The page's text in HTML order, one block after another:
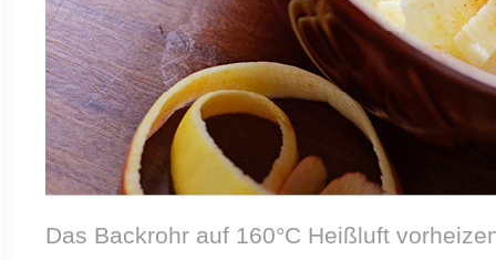
Das Backrohr auf 160°C Heißluft